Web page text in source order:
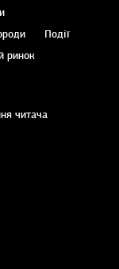
Події
ринок
читача